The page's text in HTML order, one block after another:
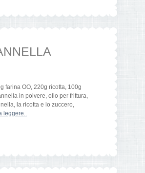
farina OO, 220g ricotta, 100g
in polvere, olio per frittura,
la ricotta e lo zuccero,
leggere..